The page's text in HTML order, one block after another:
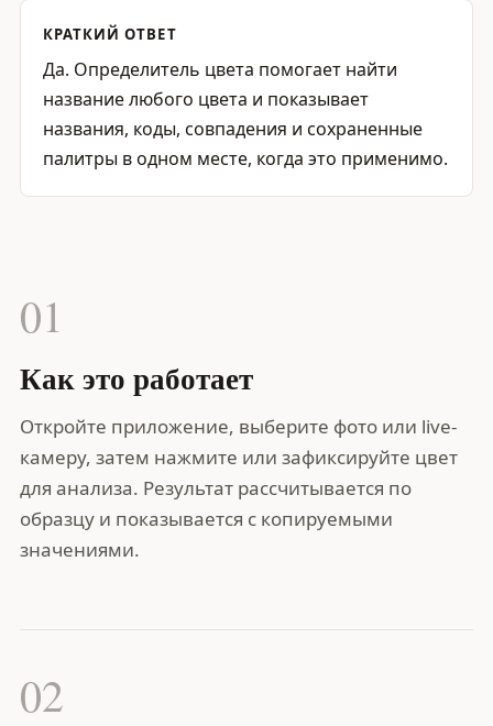
КРАТКИЙ ОТВЕТ
Да. Определитель цвета помогает найти
название любого цвета и показывает
названия, коды, совпадения и сохраненные
палитры в одном месте, когда это применимо.
01
Как это работает
Откройте приложение, выберите фото или live-
камеру, затем нажмите или зафиксируйте цвет
для анализа. Результат рассчитывается по
образцу и показывается с копируемыми
значениями.
02